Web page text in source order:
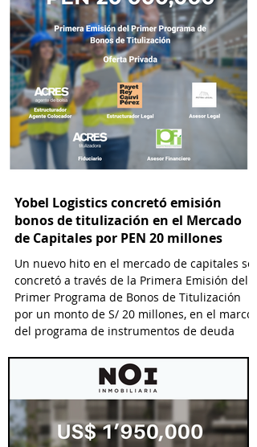
Yobel Logistics concretó emisión
bonos de titulización en el Mercado
de Capitales por PEN 20 millones
Un nuevo hito en el mercado de capitales se
concretó a través de la Primera Emisión del
Primer Programa de Bonos de Titulización
por un monto de S/ 20 millones, en el marco
del programa de instrumentos de deuda
S.A., el cual permitirá emisiones hasta por S/